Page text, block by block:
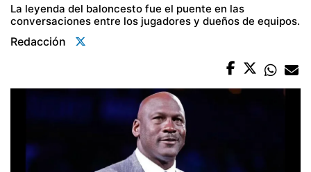
La leyenda del baloncesto fue el puente en las
conversaciones entre los jugadores y dueños de equipos.
Redacción